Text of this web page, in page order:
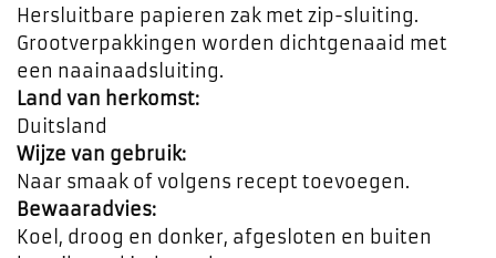
Hersluitbare papieren zak met zip-sluiting.
Grootverpakkingen worden dichtgenaaid met
een naainaadsluiting.
Land van herkomst:
Duitsland
Wijze van gebruik:
Naar smaak of volgens recept toevoegen.
Bewaaradvies:
Koel, droog en donker, afgesloten en buiten